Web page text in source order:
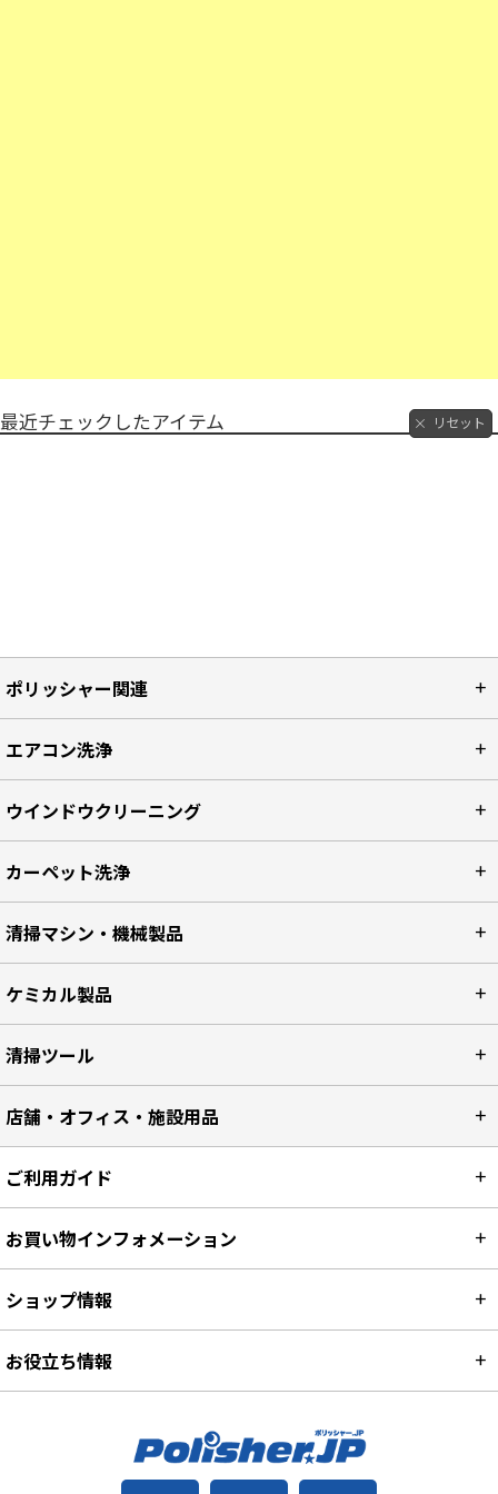
最近チェックしたアイテム リセット
ポリッシャー関連
エアコン洗浄
ウインドウクリーニング
カーペット洗浄
清掃マシン・機械製品
ケミカル製品
清掃ツール
店舗・オフィス・施設用品
ご利用ガイド
お買い物インフォメーション
ショップ情報
お役立ち情報